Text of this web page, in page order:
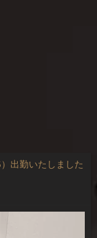
出勤いたしました